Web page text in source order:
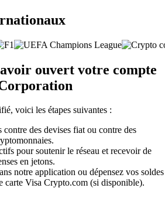
ouvert votre compte
voici les étapes suivantes :
contre des devises fiat ou contre des
pour soutenir le réseau et recevoir de
en jetons.
notre application ou dépensez vos soldes
carte Visa Crypto.com (si disponible).